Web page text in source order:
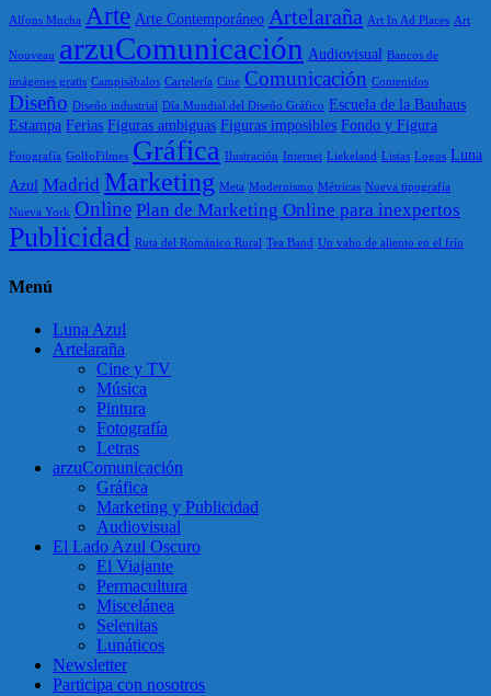
Alfons Mucha Arte Arte Contemporáneo Artelaraña Art In Ad Places Art
Nouveau arzuComunicación Audiovisual Bancos de
imágenes gratis Campisábalos Cartelería Cine Comunicación Contenidos
Diseño Diseño industrial Día Mundial del Diseño Gráfico Escuela de la Bauhaus
Estampa Ferias Figuras ambiguas Figuras imposibles Fondo y Figura
Fotografía GolfoFilmes Gráfica Ilustración Internet Liekeland Listas Logos Luna
Azul Madrid Marketing Meta Modernismo Métricas Nueva tipografía
Nueva York Online Plan de Marketing Online para inexpertos
Publicidad Ruta del Románico Rural Tea Band Un vaho de aliento en el frío
Menú
Luna Azul
Artelaraña
Cine y TV
Música
Pintura
Fotografía
Letras
arzuComunicación
Gráfica
Marketing y Publicidad
Audiovisual
El Lado Azul Oscuro
El Viajante
Permacultura
Miscelánea
Selenitas
Lunáticos
Newsletter
Participa con nosotros